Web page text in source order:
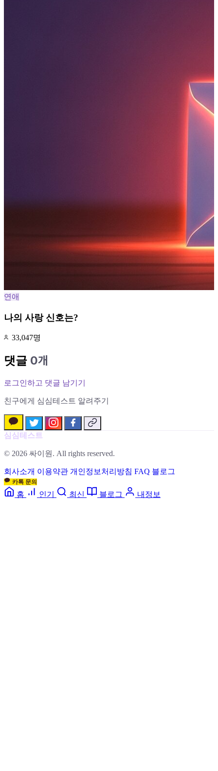
연애
나의 사랑 신호는?
33,047명
댓글 0개
로그인하고 댓글 남기기
친구에게 심심테스트 알려주기
심심테스트
© 2026 싸이원. All rights reserved.
회사소개 이용약관 개인정보처리방침 FAQ 블로그
카톡 문의
홈 인기 최신 블로그 내정보